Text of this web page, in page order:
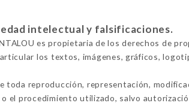
intelectual y falsificaciones.
es propietaria de los derechos de
los textos, imágenes, gráficos,
toda reproducción, representación,
o el procedimiento utilizado, salvo